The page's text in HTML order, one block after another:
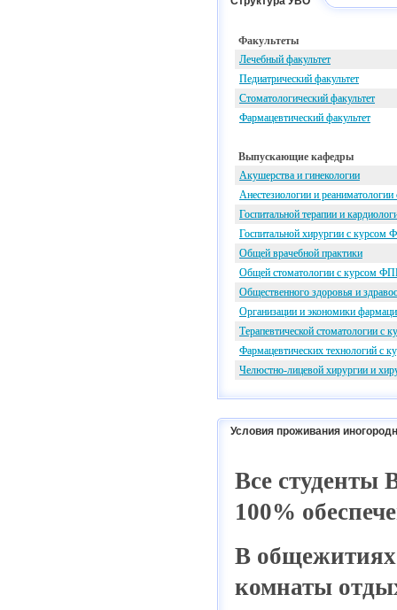
Факультеты
Лечебный факультет
Педиатрический факультет
Стоматологический факультет
Фармацевтический факультет
Выпускающие кафедры
Акушерства и гинекологии
Анестезиологии и
Госпитальной терапии и
Госпитальной хирургии с
Общей врачебной практики
Общей стоматологии с курсом
Общественного здоровья и
Организации и экономики
Терапевтической стоматологии
Фармацевтических технологий с
Челюстно-лицевой хирургии и
Условия проживания
Все
100%
В
комнаты